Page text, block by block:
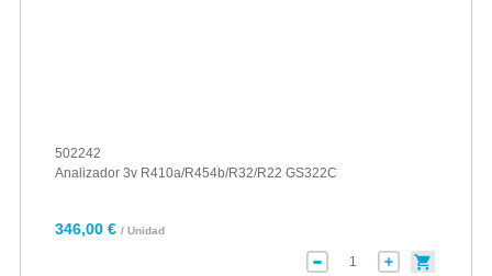
502242
Analizador 3v R410a/R454b/R32/R22 GS322C
346,00 € / Unidad